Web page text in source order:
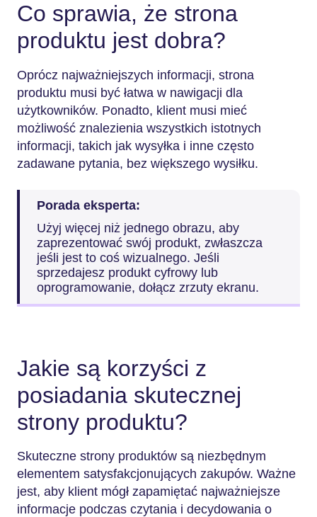
Co sprawia, że strona
produktu jest dobra?
Oprócz najważniejszych informacji, strona
produktu musi być łatwa w nawigacji dla
użytkowników. Ponadto, klient musi mieć
możliwość znalezienia wszystkich istotnych
informacji, takich jak wysyłka i inne często
zadawane pytania, bez większego wysiłku.
Porada eksperta:
Użyj więcej niż jednego obrazu, aby
zaprezentować swój produkt, zwłaszcza
jeśli jest to coś wizualnego. Jeśli
sprzedajesz produkt cyfrowy lub
oprogramowanie, dołącz zrzuty ekranu.
Jakie są korzyści z
posiadania skutecznej
strony produktu?
Skuteczne strony produktów są niezbędnym
elementem satysfakcjonujących zakupów. Ważne
jest, aby klient mógł zapamiętać najważniejsze
informacje podczas czytania i decydowania o